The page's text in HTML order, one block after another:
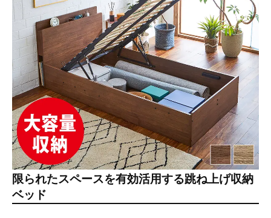
限られたスペースを有効活用する跳ね上げ収納
ベッド